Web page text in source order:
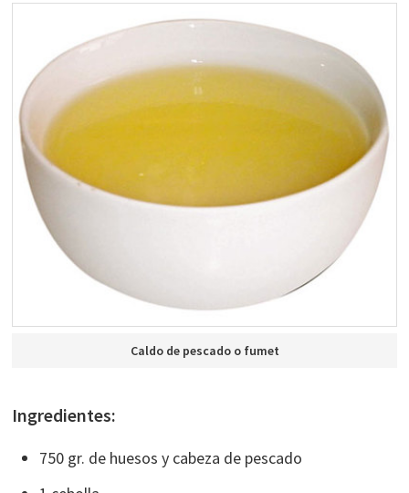
Caldo de pescado o fumet
Ingredientes:
750 gr. de huesos y cabeza de pescado